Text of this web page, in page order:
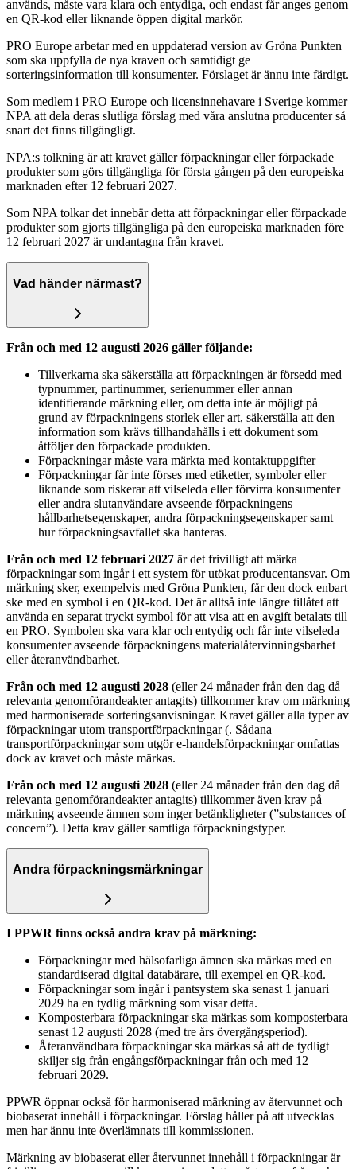
används, måste vara klara och entydiga, och endast får anges genom
en QR-kod eller liknande öppen digital markör.
PRO Europe arbetar med en uppdaterad version av Gröna Punkten
som ska uppfylla de nya kraven och samtidigt ge
sorteringsinformation till konsumenter. Förslaget är ännu inte färdigt.
Som medlem i PRO Europe och licensinnehavare i Sverige kommer
NPA att dela deras slutliga förslag med våra anslutna producenter så
snart det finns tillgängligt.
NPA:s tolkning är att kravet gäller förpackningar eller förpackade
produkter som görs tillgängliga för första gången på den europeiska
marknaden efter 12 februari 2027.
Som NPA tolkar det innebär detta att förpackningar eller förpackade
produkter som gjorts tillgängliga på den europeiska marknaden före
12 februari 2027 är undantagna från kravet.
Vad händer närmast?
Från och med 12 augusti 2026 gäller följande:
Tillverkarna ska säkerställa att förpackningen är försedd med
typnummer, partinummer, serienummer eller annan
identifierande märkning eller, om detta inte är möjligt på
grund av förpackningens storlek eller art, säkerställa att den
information som krävs tillhandahålls i ett dokument som
åtföljer den förpackade produkten.
Förpackningar måste vara märkta med kontaktuppgifter
Förpackningar får inte förses med etiketter, symboler eller
liknande som riskerar att vilseleda eller förvirra konsumenter
eller andra slutanvändare avseende förpackningens
hållbarhetsegenskaper, andra förpackningsegenskaper samt
hur förpackningsavfallet ska hanteras.
Från och med 12 februari 2027 är det frivilligt att märka
förpackningar som ingår i ett system för utökat producentansvar. Om
märkning sker, exempelvis med Gröna Punkten, får den dock enbart
ske med en symbol i en QR-kod. Det är alltså inte längre tillåtet att
använda en separat tryckt symbol för att visa att en avgift betalats till
en PRO. Symbolen ska vara klar och entydig och får inte vilseleda
konsumenter avseende förpackningens materialåtervinningsbarhet
eller återanvändbarhet.
Från och med 12 augusti 2028 (eller 24 månader från den dag då
relevanta genomförandeakter antagits) tillkommer krav om märkning
med harmoniserade sorteringsanvisningar. Kravet gäller alla typer av
förpackningar utom transportförpackningar (. Sådana
transportförpackningar som utgör e-handelsförpackningar omfattas
dock av kravet och måste märkas.
Från och med 12 augusti 2028 (eller 24 månader från den dag då
relevanta genomförandeakter antagits) tillkommer även krav på
märkning avseende ämnen som inger betänkligheter (”substances of
concern”). Detta krav gäller samtliga förpackningstyper.
Andra förpackningsmärkningar
I PPWR finns också andra krav på märkning:
Förpackningar med hälsofarliga ämnen ska märkas med en
standardiserad digital databärare, till exempel en QR-kod.
Förpackningar som ingår i pantsystem ska senast 1 januari
2029 ha en tydlig märkning som visar detta.
Komposterbara förpackningar ska märkas som komposterbara
senast 12 augusti 2028 (med tre års övergångsperiod).
Återanvändbara förpackningar ska märkas så att de tydligt
skiljer sig från engångsförpackningar från och med 12
februari 2029.
PPWR öppnar också för harmoniserad märkning av återvunnet och
biobaserat innehåll i förpackningar. Förslag håller på att utvecklas
men har ännu inte överlämnats till kommissionen.
Märkning av biobaserat eller återvunnet innehåll i förpackningar är